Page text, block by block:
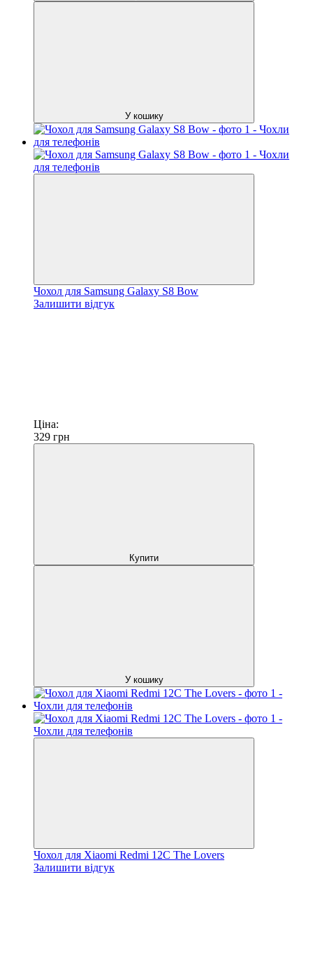
У кошику
Чохол для Samsung Galaxy S8 Bow
Залишити відгук
Ціна:
329 грн
Купити
У кошику
Чохол для Xiaomi Redmi 12C The Lovers
Залишити відгук